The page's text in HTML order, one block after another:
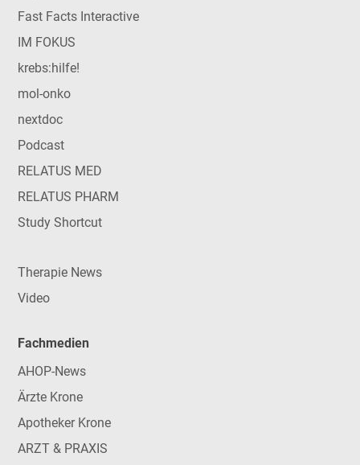
Fast Facts Interactive
IM FOKUS
krebs:hilfe!
mol-onko
nextdoc
Podcast
RELATUS MED
RELATUS PHARM
Study Shortcut
Therapie News
Video
Fachmedien
AHOP-News
Ärzte Krone
Apotheker Krone
ARZT & PRAXIS